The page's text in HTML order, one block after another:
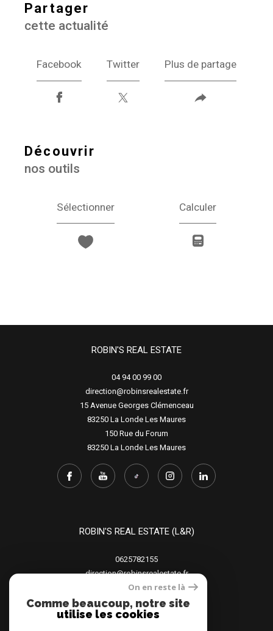
partager
cette actualité
Facebook Twitter Plus de partage
découvrir
nos outils
Sélectionner Calculer
ROBIN'S REAL ESTATE
04 94 00 99 00
direction@robinsrealestate.fr
15 Avenue Georges Clémenceau
83250
La Londe Les Maures
150 Rue du Forum
83250
La Londe Les Maures
ROBIN'S REAL ESTATE (L&R)
0625782155
direction@robinsrealestate.fr
15 Avenue Georges Clémenceau
83250 La Londe Les Maures
150 Rue du Forum
On en reste là
Comme beaucoup, notre site
utilise les cookies